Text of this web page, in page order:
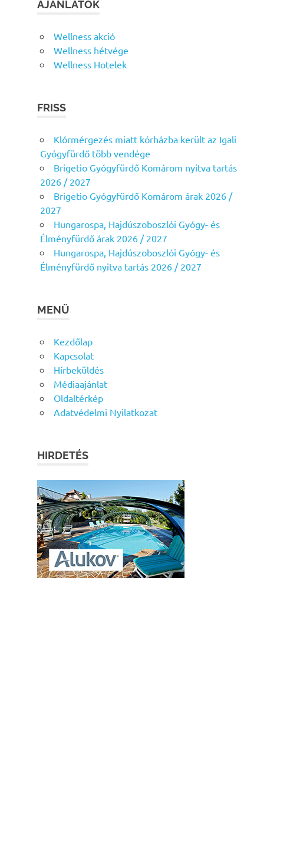
AJÁNLATOK
Wellness akció
Wellness hétvége
Wellness Hotelek
FRISS
Klórmérgezés miatt kórházba került az Igali
Gyógyfürdő több vendége
Brigetio Gyógyfürdő Komárom nyitva tartás
2026 / 2027
Brigetio Gyógyfürdő Komárom árak 2026 /
2027
Hungarospa, Hajdúszoboszlói Gyógy- és
Élményfürdő árak 2026 / 2027
Hungarospa, Hajdúszoboszlói Gyógy- és
Élményfürdő nyitva tartás 2026 / 2027
MENÜ
Kezdőlap
Kapcsolat
Hírbeküldés
Médiaajánlat
Oldaltérkép
Adatvédelmi Nyilatkozat
HIRDETÉS